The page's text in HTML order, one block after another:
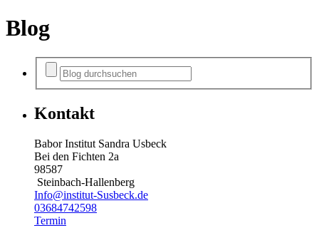
Blog
Kontakt
Babor Institut Sandra Usbeck
Bei den Fichten 2a
98587
Steinbach-Hallenberg
Info@institut-Susbeck.de
03684742598
Termin